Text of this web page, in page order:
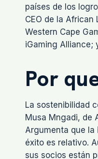
países de los
CEO de la
Western Cape
iGaming Alliance;
Por
La sostenibilidad
Musa Mngadi, de
Argumenta que la
éxito es relativo.
sus socios están